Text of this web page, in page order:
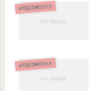
A問題③解説付き
A問題③解説付き